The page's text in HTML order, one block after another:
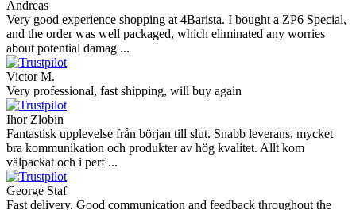
Andreas
Very good experience shopping at 4Barista. I bought a ZP6 Special,
and the order was well packaged, which eliminated any worries
about potential damag ...
Victor M.
Very professional, fast shipping, will buy again
Ihor Zlobin
Fantastisk upplevelse från början till slut. Snabb leverans, mycket
bra kommunikation och produkter av hög kvalitet. Allt kom
välpackat och i perf ...
George Staf
Fast delivery. Good communication and feedback throughout the